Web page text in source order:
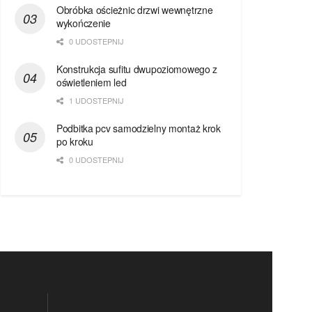
Obróbka ościeżnic drzwi wewnętrzne
wykończenie
0 UDOSTEPNIJ
Konstrukcja sufitu dwupoziomowego z
oświetleniem led
1 UDOSTEPNIJ
Podbitka pcv samodzielny montaż krok
po kroku
0 UDOSTEPNIJ